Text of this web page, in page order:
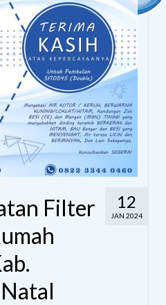
12
JAN 2024
Filter